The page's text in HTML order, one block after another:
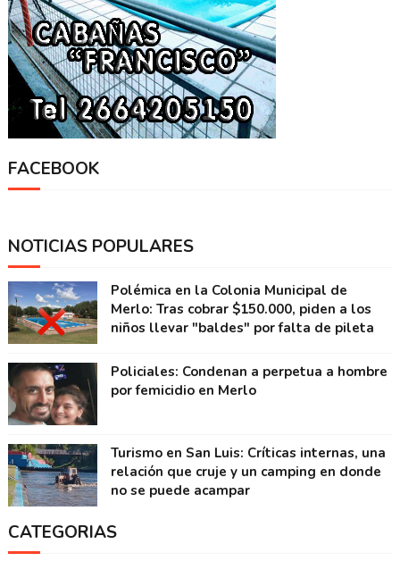
FACEBOOK
NOTICIAS POPULARES
Polémica en la Colonia Municipal de
Merlo: Tras cobrar $150.000, piden a los
niños llevar "baldes" por falta de pileta
Policiales: Condenan a perpetua a hombre
por femicidio en Merlo
Turismo en San Luis: Críticas internas, una
relación que cruje y un camping en donde
no se puede acampar
CATEGORIAS